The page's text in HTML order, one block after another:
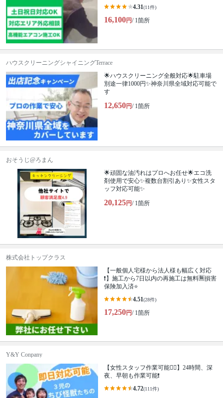
4.31(11件)
16,100円/ 1箇所
ハウスクリーニングシャイニングTerrace
🌟ハウスクリーニング全般対応🌟駐車場
別途一律1000円✨神奈川県全域対応可能で
す
12,650円/ 1箇所
おそうじ@ろまん
🌟頑固な油汚れはプロへお任せ🌟エコ洗
剤使用で安心✨複数台割引あり✨女性スタ
ッフ対応可能✨
20,125円/ 1箇所
株式会社トップクラス
【一般個人宅様から法人様も幅広く対応
❗️】施工から7日以内の再施工は無料🈚️損害
保険加入済⭐️
4.51(28件)
17,250円/ 1箇所
Y&Y Conpany
【女性スタッフ作業可能🙆‍♀️】24時間、深
夜、早朝も作業可能❗️
4.72(111件)